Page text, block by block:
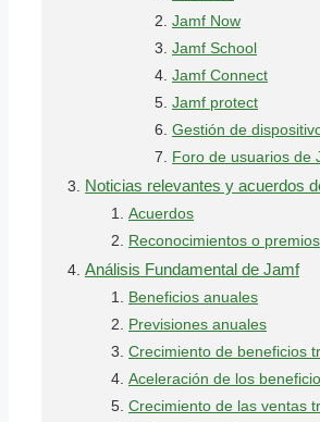
Jamf Now
Jamf School
Jamf Connect
Jamf protect
Gestión de
Foro de usuarios de
Noticias relevantes y acuerdos
Acuerdos
Reconocimientos o premios
Análisis Fundamental de Jamf
Beneficios anuales
Previsiones anuales
Crecimiento de beneficios
Aceleración de los
Crecimiento de las ventas